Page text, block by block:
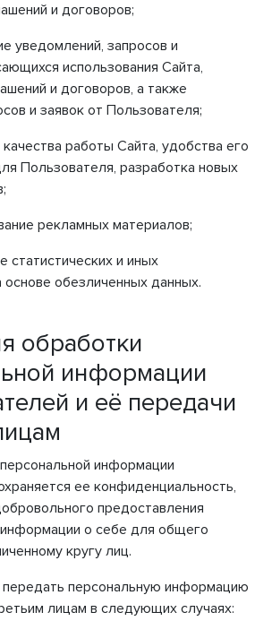
и договоров;
уведомлений, запросов и
использования Сайта,
и договоров, а также
и заявок от Пользователя;
работы Сайта, удобства его
Пользователя, разработка новых
рекламных материалов;
статистических и иных
основе обезличенных данных.
обработки
информации
и её передачи
информации
ее конфиденциальность,
предоставления
о себе для общего
кругу лиц.
передать персональную информацию
лицам в следующих случаях: